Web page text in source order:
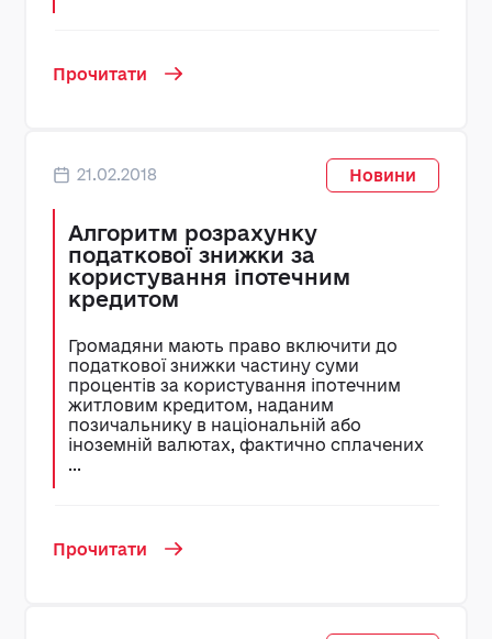
Прочитати
21.02.2018 Новини
Алгоритм розрахунку
податкової знижки за
користування іпотечним
кредитом
Громадяни мають право включити до
податкової знижки частину суми
процентів за користування іпотечним
житловим кредитом, наданим
позичальнику в національній або
іноземній валютах, фактично сплачених
...
Прочитати